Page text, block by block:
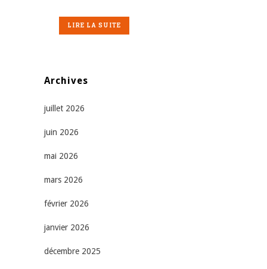
LIRE LA SUITE
Archives
juillet 2026
juin 2026
mai 2026
mars 2026
février 2026
janvier 2026
décembre 2025